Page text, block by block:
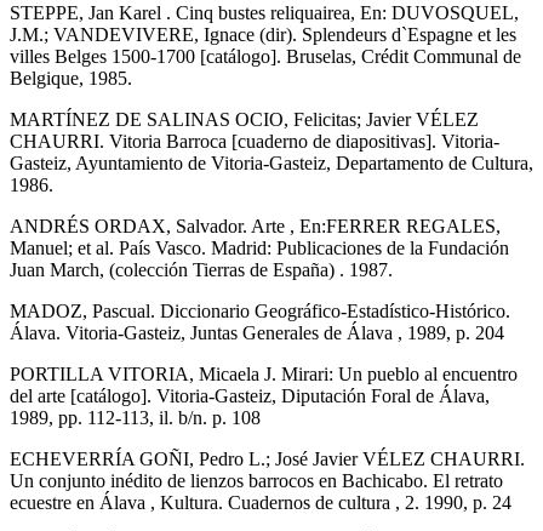
STEPPE, Jan Karel . Cinq bustes reliquairea, En: DUVOSQUEL,
J.M.; VANDEVIVERE, Ignace (dir). Splendeurs d`Espagne et les
villes Belges 1500-1700 [catálogo]. Bruselas, Crédit Communal de
Belgique, 1985.
MARTÍNEZ DE SALINAS OCIO, Felicitas; Javier VÉLEZ
CHAURRI. Vitoria Barroca [cuaderno de diapositivas]. Vitoria-
Gasteiz, Ayuntamiento de Vitoria-Gasteiz, Departamento de Cultura,
1986.
ANDRÉS ORDAX, Salvador. Arte , En:FERRER REGALES,
Manuel; et al. País Vasco. Madrid: Publicaciones de la Fundación
Juan March, (colección Tierras de España) . 1987.
MADOZ, Pascual. Diccionario Geográfico-Estadístico-Histórico.
Álava. Vitoria-Gasteiz, Juntas Generales de Álava , 1989, p. 204
PORTILLA VITORIA, Micaela J. Mirari: Un pueblo al encuentro
del arte [catálogo]. Vitoria-Gasteiz, Diputación Foral de Álava,
1989, pp. 112-113, il. b/n. p. 108
ECHEVERRÍA GOÑI, Pedro L.; José Javier VÉLEZ CHAURRI.
Un conjunto inédito de lienzos barrocos en Bachicabo. El retrato
ecuestre en Álava , Kultura. Cuadernos de cultura , 2. 1990, p. 24